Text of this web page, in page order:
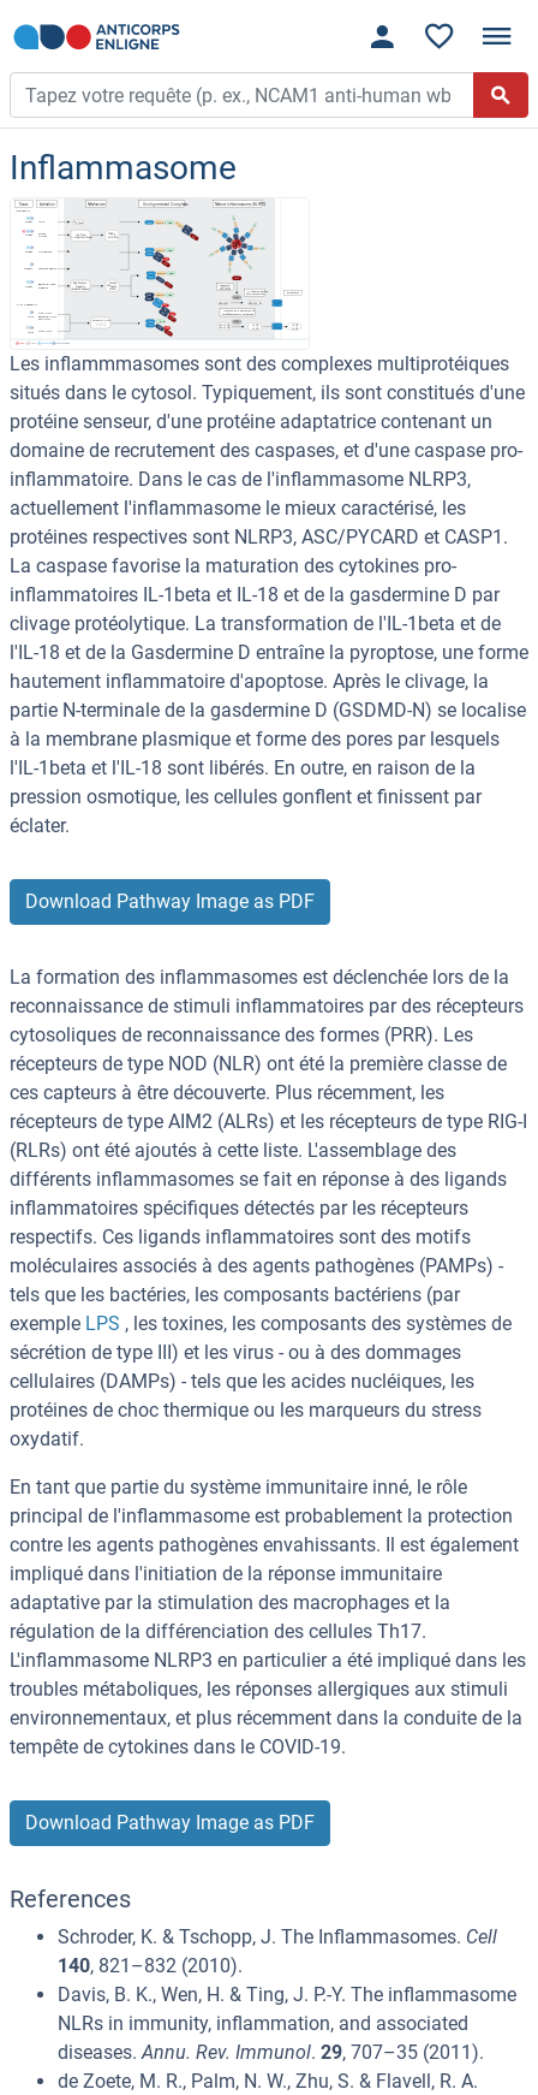
Inflammasome
Les inflammmasomes sont des complexes multiprotéiques
situés dans le cytosol. Typiquement, ils sont constitués d'une
protéine senseur, d'une protéine adaptatrice contenant un
domaine de recrutement des caspases, et d'une caspase pro-
inflammatoire. Dans le cas de l'inflammasome NLRP3,
actuellement l'inflammasome le mieux caractérisé, les
protéines respectives sont NLRP3, ASC/PYCARD et CASP1.
La caspase favorise la maturation des cytokines pro-
inflammatoires IL-1beta et IL-18 et de la gasdermine D par
clivage protéolytique. La transformation de l'IL-1beta et de
l'IL-18 et de la Gasdermine D entraîne la pyroptose, une forme
hautement inflammatoire d'apoptose. Après le clivage, la
partie N-terminale de la gasdermine D (GSDMD-N) se localise
à la membrane plasmique et forme des pores par lesquels
l'IL-1beta et l'IL-18 sont libérés. En outre, en raison de la
pression osmotique, les cellules gonflent et finissent par
éclater.
Download Pathway Image as PDF
La formation des inflammasomes est déclenchée lors de la
reconnaissance de stimuli inflammatoires par des récepteurs
cytosoliques de reconnaissance des formes (PRR). Les
récepteurs de type NOD (NLR) ont été la première classe de
ces capteurs à être découverte. Plus récemment, les
récepteurs de type AIM2 (ALRs) et les récepteurs de type RIG-I
(RLRs) ont été ajoutés à cette liste. L'assemblage des
différents inflammasomes se fait en réponse à des ligands
inflammatoires spécifiques détectés par les récepteurs
respectifs. Ces ligands inflammatoires sont des motifs
moléculaires associés à des agents pathogènes (PAMPs) -
tels que les bactéries, les composants bactériens (par
exemple LPS , les toxines, les composants des systèmes de
sécrétion de type III) et les virus - ou à des dommages
cellulaires (DAMPs) - tels que les acides nucléiques, les
protéines de choc thermique ou les marqueurs du stress
oxydatif.
En tant que partie du système immunitaire inné, le rôle
principal de l'inflammasome est probablement la protection
contre les agents pathogènes envahissants. Il est également
impliqué dans l'initiation de la réponse immunitaire
adaptative par la stimulation des macrophages et la
régulation de la différenciation des cellules Th17.
L'inflammasome NLRP3 en particulier a été impliqué dans les
troubles métaboliques, les réponses allergiques aux stimuli
environnementaux, et plus récemment dans la conduite de la
tempête de cytokines dans le COVID-19.
Download Pathway Image as PDF
References
Schroder, K. & Tschopp, J. The Inflammasomes. Cell
140, 821–832 (2010).
Davis, B. K., Wen, H. & Ting, J. P.-Y. The inflammasome
NLRs in immunity, inflammation, and associated
diseases. Annu. Rev. Immunol. 29, 707–35 (2011).
de Zoete, M. R., Palm, N. W., Zhu, S. & Flavell, R. A.